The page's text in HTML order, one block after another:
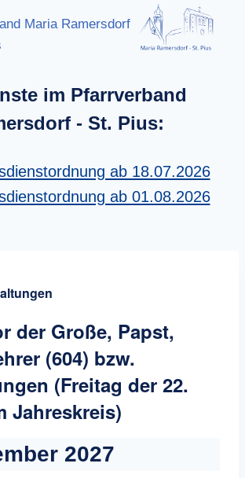
Maria Ramersdorf
im Pfarrverband
- St. Pius:
ab 18.07.2026
ab 01.08.2026
der Große, Papst,
(604) bzw.
(Freitag der 22.
Jahreskreis)
2027